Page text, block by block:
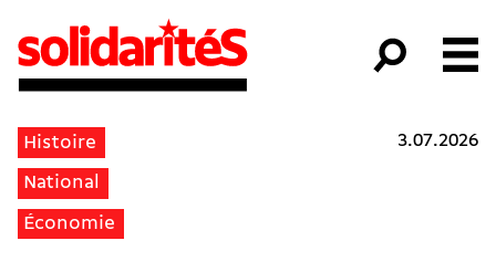
Histoire
National
Économie
3.07.2026